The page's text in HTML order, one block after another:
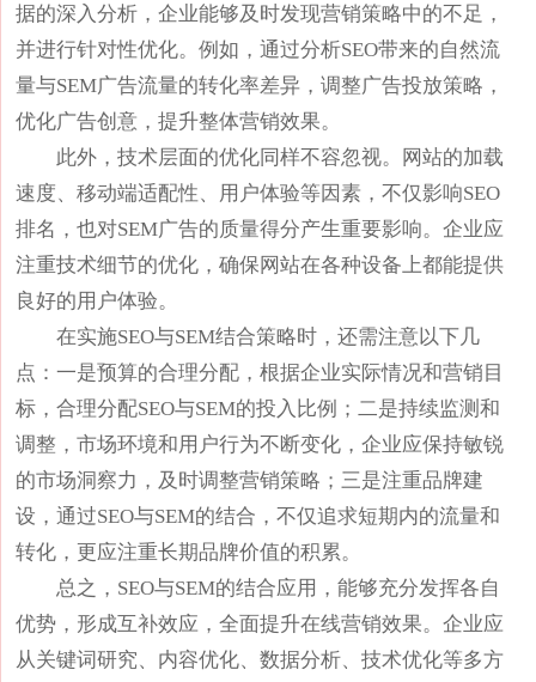
据的深入分析，企业能够及时发现营销策略中的不足，
并进行针对性优化。例如，通过分析SEO带来的自然流
量与SEM广告流量的转化率差异，调整广告投放策略，
优化广告创意，提升整体营销效果。
此外，技术层面的优化同样不容忽视。网站的加载
速度、移动端适配性、用户体验等因素，不仅影响SEO
排名，也对SEM广告的质量得分产生重要影响。企业应
注重技术细节的优化，确保网站在各种设备上都能提供
良好的用户体验。
在实施SEO与SEM结合策略时，还需注意以下几
点：一是预算的合理分配，根据企业实际情况和营销目
标，合理分配SEO与SEM的投入比例；二是持续监测和
调整，市场环境和用户行为不断变化，企业应保持敏锐
的市场洞察力，及时调整营销策略；三是注重品牌建
设，通过SEO与SEM的结合，不仅追求短期内的流量和
转化，更应注重长期品牌价值的积累。
总之，SEO与SEM的结合应用，能够充分发挥各自
优势，形成互补效应，全面提升在线营销效果。企业应
从关键词研究、内容优化、数据分析、技术优化等多方